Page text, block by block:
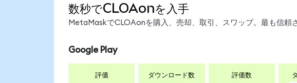
数秒でCLOAonを入手
MetaMaskでCLOAonを購入、売却、取引、スワップ。最も信頼
Google Play
評価 ダウンロード数 評価数